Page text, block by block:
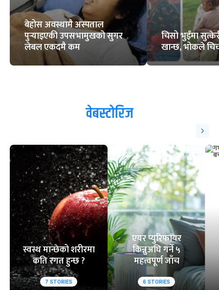
बेहोस अवस्थामै अस्पताल
पुर्‍याइएकी उपसभामुखको सुगर
लेबल एकदमै कम
चिसो भुइँमा
खान्छ, भोकले
वेबस्टोरिज
स्वस्थ मान्छेको शरीरमा
कति रगत हुन्छ ?
7 STORIES
एयर प्युरिफायर
किन्नुअघि गर्ने ५
महत्त्वपूर्ण जाँच
6 STORIES